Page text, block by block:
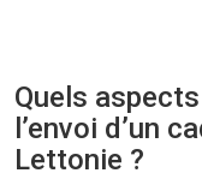
Quels
l’envoi d’un
Lettonie ?